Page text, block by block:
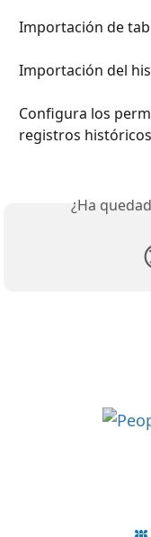
Importación de
Importación del
Configura los
registros
¿Ha